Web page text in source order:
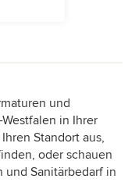
und
in Ihrer
Standort aus,
oder schauen
und Sanitärbedarf in